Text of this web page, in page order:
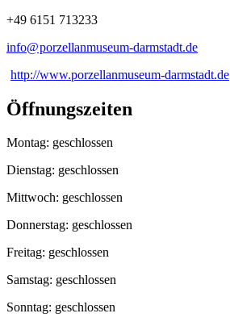
+49 6151 713233
info@porzellanmuseum-darmstadt.de
http://www.porzellanmuseum-darmstadt.de
Öffnungszeiten
Montag: geschlossen
Dienstag: geschlossen
Mittwoch: geschlossen
Donnerstag: geschlossen
Freitag: geschlossen
Samstag: geschlossen
Sonntag: geschlossen